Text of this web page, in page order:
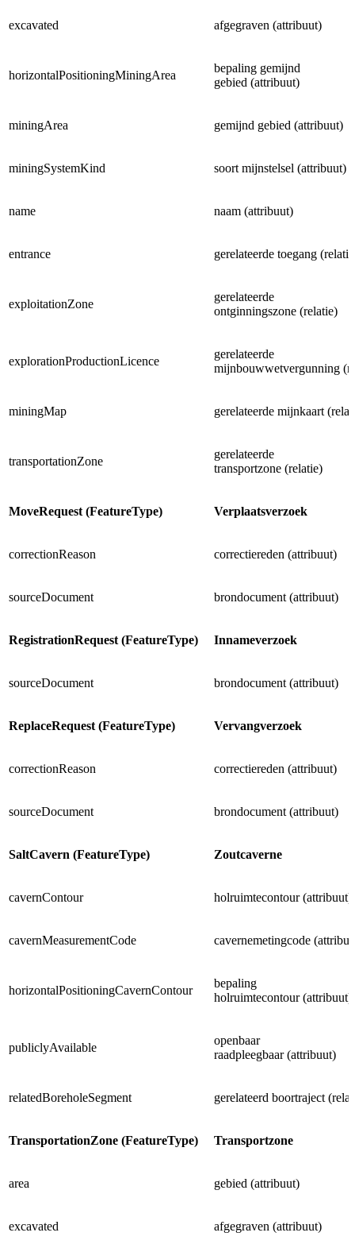
excavated afgegraven (attribuut)
horizontalPositioningMiningArea
bepaling gemijnd
gebied (attribuut)
miningArea gemijnd gebied (attribuut)
miningSystemKind soort mijnstelsel (attribuut)
name naam (attribuut)
entrance gerelateerde toegang
exploitationZone
gerelateerde
ontginningszone (relatie)
explorationProductionLicence
gerelateerde
mijnbouwwetvergunning
miningMap gerelateerde mijnkaart
transportationZone
gerelateerde
transportzone (relatie)
MoveRequest (FeatureType) Verplaatsverzoek
correctionReason correctiereden (attribuut)
sourceDocument brondocument (attribuut)
RegistrationRequest (FeatureType) Innameverzoek
sourceDocument brondocument (attribuut)
ReplaceRequest (FeatureType) Vervangverzoek
correctionReason correctiereden (attribuut)
sourceDocument brondocument (attribuut)
SaltCavern (FeatureType) Zoutcaverne
cavernContour holruimtecontour (attribuut)
cavernMeasurementCode cavernemetingcode
horizontalPositioningCavernContour
bepaling
holruimtecontour (attribuut)
publiclyAvailable
openbaar
raadpleegbaar (attribuut)
relatedBoreholeSegment gerelateerd boortraject
TransportationZone (FeatureType) Transportzone
area gebied (attribuut)
excavated afgegraven (attribuut)